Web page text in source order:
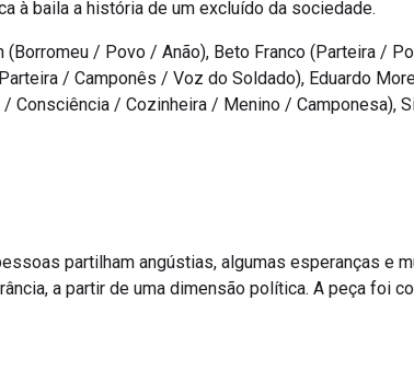
à baila a história de um excluído da sociedade.
(Borromeu / Povo / Anão), Beto Franco (Parteira /
/ Camponês / Voz do Soldado), Eduardo
Consciência / Cozinheira / Menino / Camponesa),
partilham angústias, algumas esperanças e
a partir de uma dimensão política. A peça foi